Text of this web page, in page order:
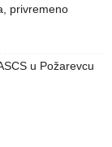
privremeno
u Požarevcu